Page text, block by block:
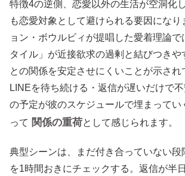
特徴4の逆側、恋愛以外の生活が空洞化
も恋愛対象として避けられる要因になり
ョン・ボウルビィが提唱した愛着理論で
タイル」が近接欲求の過剰と結びつきや
との関係を安定させにくいことが示され
LINEを待ち続ける・返信が遅いだけで
の予定が彼のスケジュールで埋まってい
って 関係の重荷として感じられます。
典型シーンは、まだ付き合っていない段
を1時間おきにチェックする。返信が半